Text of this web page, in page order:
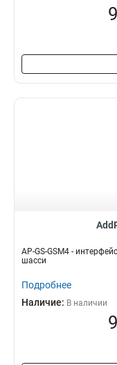
AP-GS-GSM4 -
шасси
Подробнее
Наличие: В наличии